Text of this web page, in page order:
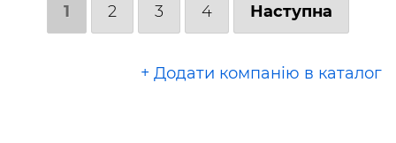
1 2 3 4 Наступна
+ Додати компанію в каталог